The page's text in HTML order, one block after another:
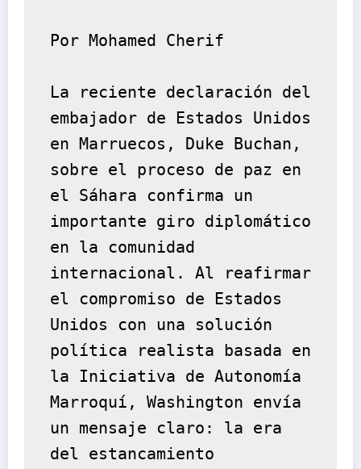
Por Mohamed Cherif
La reciente declaración del
embajador de Estados Unidos
en Marruecos, Duke Buchan,
sobre el proceso de paz en
el Sáhara confirma un
importante giro diplomático
en la comunidad
internacional. Al reafirmar
el compromiso de Estados
Unidos con una solución
política realista basada en
la Iniciativa de Autonomía
Marroquí, Washington envía
un mensaje claro: la era
del estancamiento